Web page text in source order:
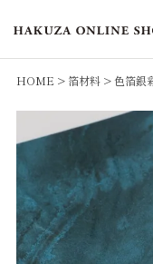
HOME 箔材料 色箔銀